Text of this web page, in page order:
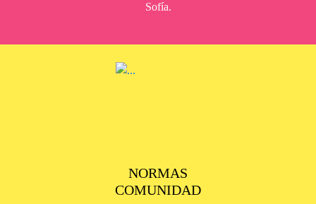
Sofía.
NORMAS
COMUNIDAD